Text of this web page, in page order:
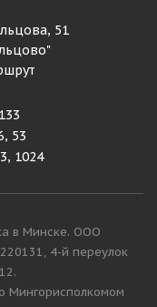
51
53
1024
в Минске. ООО
4-й переулок
Мингорисполкомом